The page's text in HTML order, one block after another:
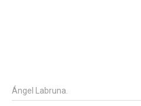
Ángel Labruna.